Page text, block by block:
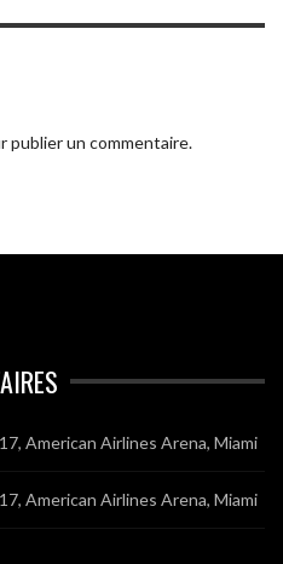
publier un commentaire.
American Airlines Arena, Miami
American Airlines Arena, Miami